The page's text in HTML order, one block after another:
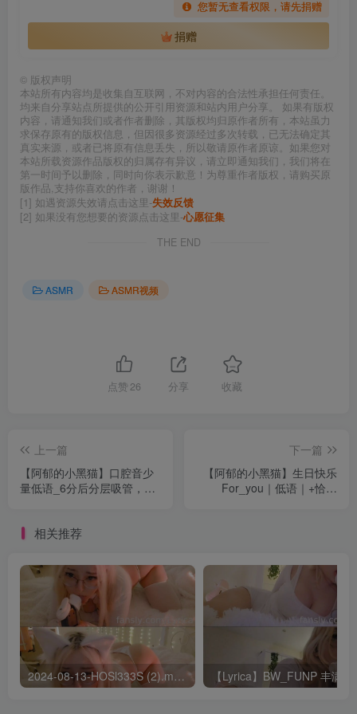
您暂无查看权限，请先捐赠
捐赠
© 版权声明
本站所有内容均是收集自互联网，不对内容的合法性承担任何责任。
均来自分享站点所提供的公开引用资源和站内用户分享。 如果有版权
内容，请通知我们或者作者删除，其版权均归原作者所有，本站虽力
求保存原有的版权信息，但因很多资源经过多次转载，已无法确定其
真实来源，或者已将原有信息丢失，所以敬请原作者原谅。如果您对
本站所载资源作品版权的归属存有异议，请立即通知我们，我们将在
第一时间予以删除，同时向你表示歉意！为尊重作者版权，请购买原
版作品,支持你喜欢的作者，谢谢！
[1] 如遇资源失效请点击这里-失效反馈
[2] 如果没有您想要的资源点击这里-心愿征集
THE END
ASMR ASMR视频
点赞 26 分享 收藏
上一篇
【阿郁的小黑猫】口腔音少
量低语_6分后分层吸管，手
下一篇
【阿郁的小黑猫】生日快乐
For_you｜低语｜+恰耳
相关推荐
2024-08-13-HOSl333S (2).mp4 – AList